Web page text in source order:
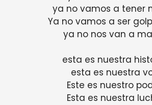
ya no vamos a tener
Ya no vamos a ser
ya no nos van a
esta es nuestra
esta es nuestra
Este es nuestro
Esta es nuestra